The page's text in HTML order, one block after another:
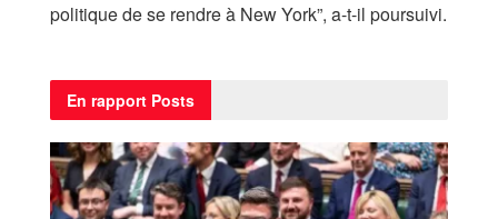
politique de se rendre à New York”, a-t-il poursuivi.
En rapport Posts